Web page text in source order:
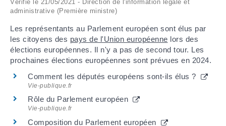
Vérifié le 21/05/2021 - Direction de l'information légale et
administrative (Première ministre)
Les représentants au Parlement européen sont élus par
les citoyens des pays de l'Union européenne lors des
élections européennes. Il n'y a pas de second tour. Les
prochaines élections européennes sont prévues en 2024.
Comment les députés européens sont-ils élus ?
Vie-publique.fr
Rôle du Parlement européen
Vie-publique.fr
Composition du Parlement européen
DÉLIBÉRATIONS